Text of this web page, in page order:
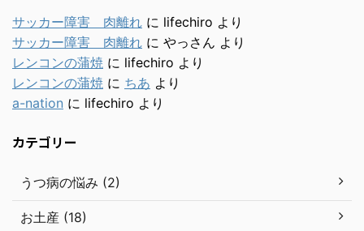
サッカー障害 肉離れ に lifechiro より
サッカー障害 肉離れ に やっさん より
レンコンの蒲焼 に lifechiro より
レンコンの蒲焼 に ちあ より
a-nation に lifechiro より
カテゴリー
うつ病の悩み (2)
お土産 (18)